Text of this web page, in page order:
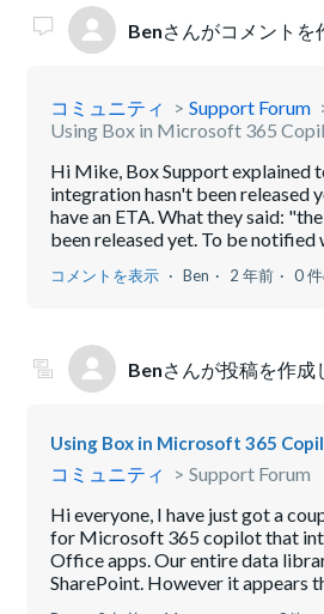
Benさんがコメントを
コミュニティ
Support Forum
Using Box in Microsoft 365
Hi Mike, Box Support explained
integration hasn't been released
have an ETA. What they said:
been released yet. To be notified
コメントを表示 Ben 2 年前 0
Benさんが投稿を作成
Using Box in Microsoft 365
コミュニティ
Support Forum
Hi everyone, I have just got a
for Microsoft 365 copilot that
Office apps. Our entire data
SharePoint. However it appears